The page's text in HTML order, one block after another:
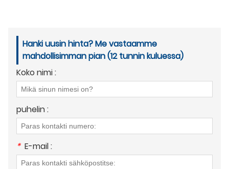
Hanki uusin hinta? Me vastaamme
mahdollisimman pian (12 tunnin kuluessa)
Koko nimi :
puhelin :
* E-mail :